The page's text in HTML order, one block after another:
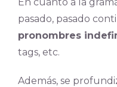
pasado, pasado
pronombres
tags, etc.
Además, se